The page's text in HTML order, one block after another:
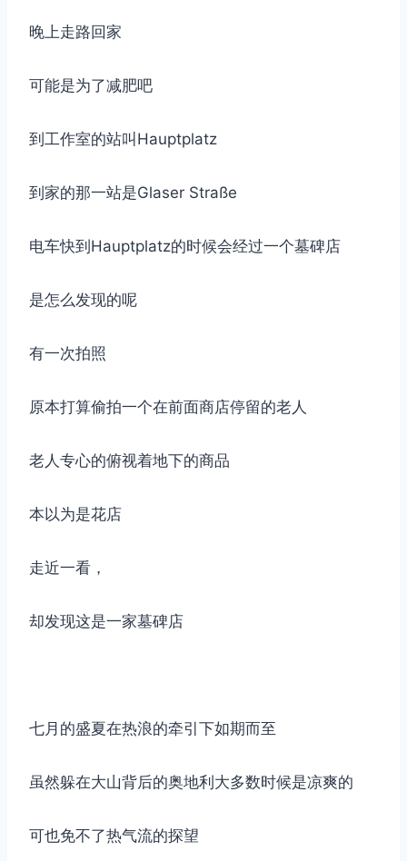
晚上走路回家
可能是为了减肥吧
到工作室的站叫Hauptplatz
到家的那一站是Glaser Straße
电车快到Hauptplatz的时候会经过一个墓碑店
是怎么发现的呢
有一次拍照
原本打算偷拍一个在前面商店停留的老人
老人专心的俯视着地下的商品
本以为是花店
走近一看，
却发现这是一家墓碑店
七月的盛夏在热浪的牵引下如期而至
虽然躲在大山背后的奥地利大多数时候是凉爽的
可也免不了热气流的探望